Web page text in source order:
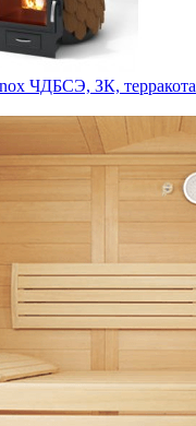
ЧДБСЭ, ЗК, терракота